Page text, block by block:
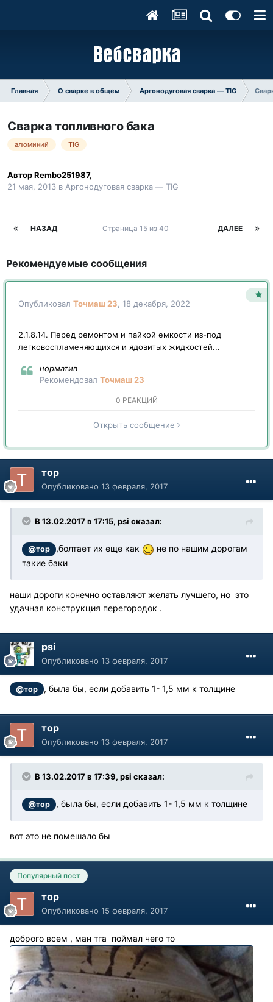
Главная О сварке в общем Аргонодуговая сварка — TIG
Сварка топливного бака
алюминий TIG
АвторRembo251987,
21 мая, 2013 в Аргонодуговая сварка — TIG
НАЗАД ДАЛЕЕ
Страница 15 из 40
Рекомендуемые сообщения
Опубликовал Точмаш 23, 18 декабря, 2022
2.1.8.14. Перед ремонтом и пайкой емкости из-под
легковоспламеняющихся и ядовитых жидкостей...
норматив
Рекомендовал Точмаш 23
0 РЕАКЦИЙ
Открыть сообщение
тор
Опубликовано 13 февраля, 2017
В 13.02.2017 в 17:15, psi сказал:
@тор ,болтает их еще как
не по нашим дорогам
такие баки
наши дороги конечно оставляют желать лучшего, но это
удачная конструкция перегородок .
psi
Опубликовано 13 февраля, 2017
@тор , была бы, если добавить 1- 1,5 мм к толщине
тор
Опубликовано 13 февраля, 2017
В 13.02.2017 в 17:39, psi сказал:
@тор , была бы, если добавить 1- 1,5 мм к толщине
вот это не помешало бы
Популярный пост
тор
Опубликовано 15 февраля, 2017
доброго всем , ман тга поймал чего то